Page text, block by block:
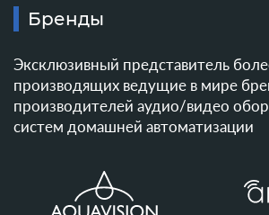
Бренды
Эксклюзивный представитель
производящих ведущие в мире
производителей аудио/видео
систем домашней автоматизации